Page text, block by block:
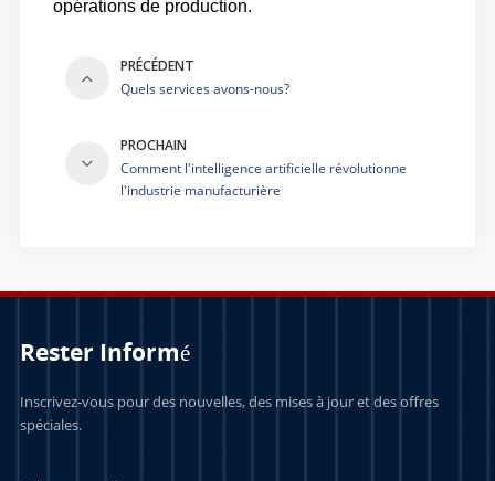
opérations de production.
PRÉCÉDENT
Quels services avons-nous?
PROCHAIN
Comment l'intelligence artificielle révolutionne
l'industrie manufacturière
Rester Informé
Inscrivez-vous pour des nouvelles, des mises à jour et des offres
spéciales.